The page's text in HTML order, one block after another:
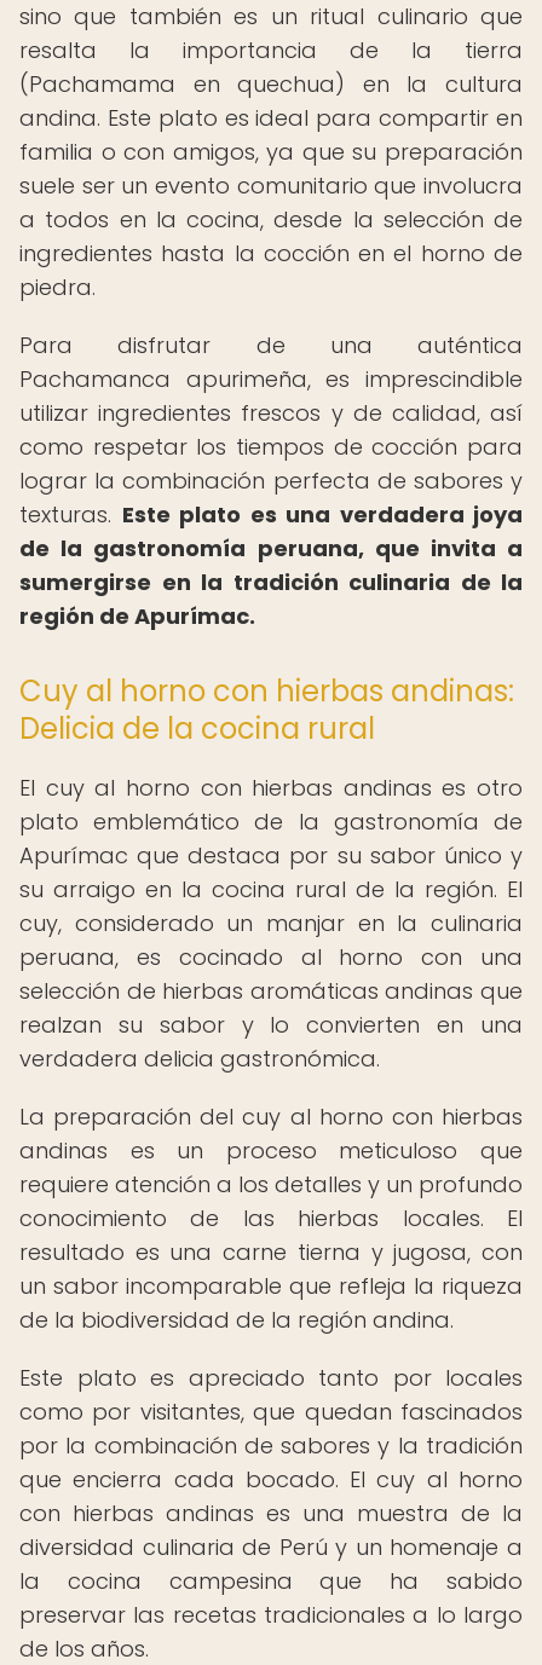
sino que también es un ritual culinario que
resalta la importancia de la tierra
(Pachamama en quechua) en la cultura
andina. Este plato es ideal para compartir en
familia o con amigos, ya que su preparación
suele ser un evento comunitario que involucra
a todos en la cocina, desde la selección de
ingredientes hasta la cocción en el horno de
piedra.
Para disfrutar de una auténtica
Pachamanca apurimeña, es imprescindible
utilizar ingredientes frescos y de calidad, así
como respetar los tiempos de cocción para
lograr la combinación perfecta de sabores y
texturas. Este plato es una verdadera joya
de la gastronomía peruana, que invita a
sumergirse en la tradición culinaria de la
región de Apurímac.
Cuy al horno con hierbas andinas:
Delicia de la cocina rural
El cuy al horno con hierbas andinas es otro
plato emblemático de la gastronomía de
Apurímac que destaca por su sabor único y
su arraigo en la cocina rural de la región. El
cuy, considerado un manjar en la culinaria
peruana, es cocinado al horno con una
selección de hierbas aromáticas andinas que
realzan su sabor y lo convierten en una
verdadera delicia gastronómica.
La preparación del cuy al horno con hierbas
andinas es un proceso meticuloso que
requiere atención a los detalles y un profundo
conocimiento de las hierbas locales. El
resultado es una carne tierna y jugosa, con
un sabor incomparable que refleja la riqueza
de la biodiversidad de la región andina.
Este plato es apreciado tanto por locales
como por visitantes, que quedan fascinados
por la combinación de sabores y la tradición
que encierra cada bocado. El cuy al horno
con hierbas andinas es una muestra de la
diversidad culinaria de Perú y un homenaje a
la cocina campesina que ha sabido
preservar las recetas tradicionales a lo largo
de los años.